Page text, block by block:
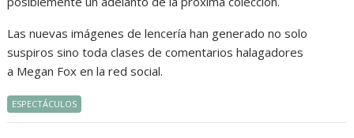
Las nuevas imágenes de lencería han generado no solo
suspiros sino toda clases de comentarios halagadores
a Megan Fox en la red social.
ESPECTÁCULOS